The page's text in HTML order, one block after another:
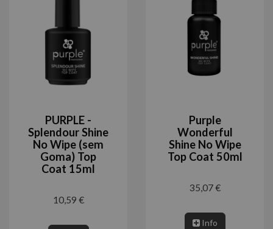
PURPLE -
Splendour Shine
No Wipe (sem
Goma) Top
Coat 15ml
10,59 €
Purple
Wonderful
Shine No Wipe
Top Coat 50ml
35,07 €
Info